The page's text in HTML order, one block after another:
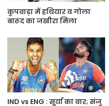
कुपवाड़ा में हथियार व गोला
बारूद का जखीरा मिला
IND vs ENG : सूर्या का वार; संजु